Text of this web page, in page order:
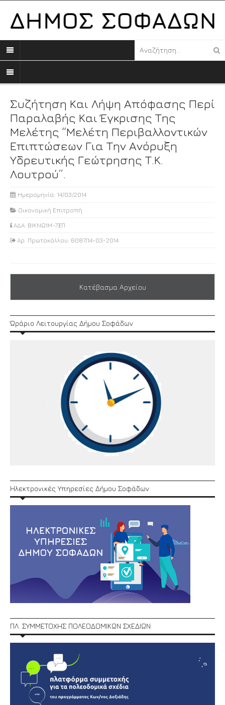
Συζήτηση Και Λήψη Απόφασης Περί
Παραλαβής Και Έγκρισης Της
Μελέτης “Μελέτη Περιβαλλοντικών
Επιπτώσεων Για Την Ανόρυξη
Υδρευτικής Γεώτρησης Τ.Κ.
Λουτρού”.
Ημερομηνία: 14/03/2014
Οικονομική Επιτροπή
ΑΔΑ: ΒΙΚΝΩ1Μ-7ΞΠ
Αρ. Πρωτοκόλλου: 6087/14-03-2014
Κατέβασμα Αρχείου
Ώράριο Λειτουργίας Δήμου Σοφάδων
Ηλεκτρονικές Υπηρεσίες Δήμου Σοφάδων
ΠΛ. ΣΥΜΜΕΤΟΧΗΣ ΠΟΛΕΟΔΟΜΙΚΩΝ ΣΧΕΔΙΩΝ